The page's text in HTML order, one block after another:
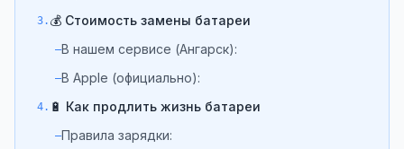
3. 💰 Стоимость замены батареи
–В нашем сервисе (Ангарск):
–В Apple (официально):
4. 🔋 Как продлить жизнь батареи
–Правила зарядки: